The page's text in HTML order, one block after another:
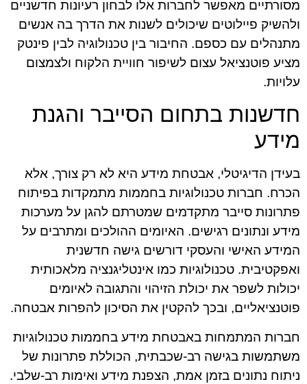
מסורתיים מאפשר לחברות אלו לבחון רעיונות חדשניים
ולהשיק פיילוטים שיכולים לשנות את הדרך בה אנשים
מתנהלים עם כספם. החיבור בין טכנולוגיה לבין פינטק
מציע פוטנציאל עצום לשיפור חוויית הלקוח ולצמצום
עלויות.
חדשנות בתחום הסייבר והגנת
מידע
בעידן הדיגיטלי, אבטחת מידע היא לא רק צורך, אלא
הכרח. חברות טכנולוגיות בחממות מתמקדות בפיתוח
פתרונות סייבר מתקדמים שמטרתם להגן על מערכות
מידע ונתונים רגישים. האיומים ההולכים ומתרבים על
המידע האישי והעסקי דורשים גישה חדשנית
ואפקטיבית. טכנולוגיות כמו אינטליגנציה מלאכותית
יכולות לשפר את יכולת הזיהוי והתגובה לאיומים
פוטנציאליים, ובכך להקטין את הסיכון להפרות אבטחה.
חברות המתמחות באבטחת מידע בחממות טכנולוגיות
משתמשות בגישה רב-שכבתית, הכוללת פתרונות של
ניתוח נתונים בזמן אמת, הצפנת מידע ואימות רב-שלבי.